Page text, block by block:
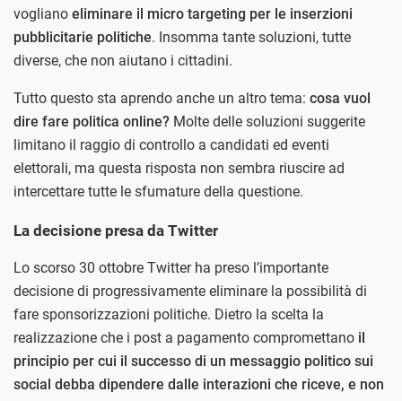
vogliano eliminare il micro targeting per le inserzioni
pubblicitarie politiche. Insomma tante soluzioni, tutte
diverse, che non aiutano i cittadini.
Tutto questo sta aprendo anche un altro tema: cosa vuol
dire fare politica online? Molte delle soluzioni suggerite
limitano il raggio di controllo a candidati ed eventi
elettorali, ma questa risposta non sembra riuscire ad
intercettare tutte le sfumature della questione.
La decisione presa da Twitter
Lo scorso 30 ottobre Twitter ha preso l’importante
decisione di progressivamente eliminare la possibilità di
fare sponsorizzazioni politiche. Dietro la scelta la
realizzazione che i post a pagamento compromettano il
principio per cui il successo di un messaggio politico sui
social debba dipendere dalle interazioni che riceve, e non